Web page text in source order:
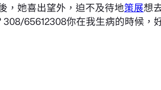
，她喜出望外，迫不及待地策展想
65612308你在我生病的時候，